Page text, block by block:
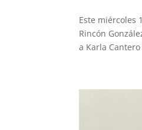
Este miércoles
Rincón
a Karla